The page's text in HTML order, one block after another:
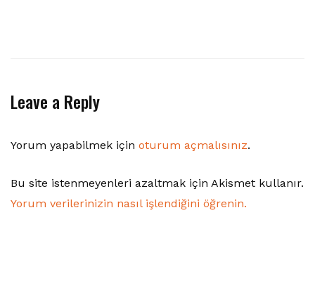
Leave a Reply
Yorum yapabilmek için oturum açmalısınız.
Bu site istenmeyenleri azaltmak için Akismet kullanır.
Yorum verilerinizin nasıl işlendiğini öğrenin.